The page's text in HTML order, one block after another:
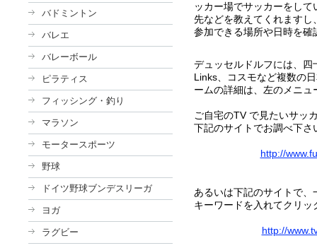
バドミントン
バレエ
バレーボール
ピラティス
フィッシング・釣り
マラソン
モータースポーツ
野球
ドイツ野球ブンデスリーガ
ヨガ
ラグビー
ッカー場でサッカーをし
先などを教えてくれます
参加できる場所や日時を確
デュッセルドルフには、
Links、コスモなど複数の
ームの詳細は、左のメニュ
ご自宅のTV で見たいサッ
下記のサイトでお調べ下さ
http://
あるいは下記のサイトで
キーワードを入れてクリッ
http://